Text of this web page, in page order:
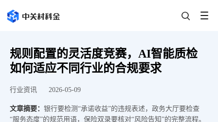
规则配置的灵活度竞赛，AI智能质检
如何适应不同行业的合规要求
行业资讯 2026-05-09
文章摘要： 银行要检测“承诺收益”的违规表述，政务大厅要检查
“服务态度”的规范用语，保险双录要核对“风险告知”的完整流程。